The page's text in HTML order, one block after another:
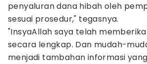
penyaluran dana hibah oleh
sesuai prosedur," tegasnya.
"InsyaAllah saya telah
secara lengkap. Dan mudah-
menjadi tambahan informasi